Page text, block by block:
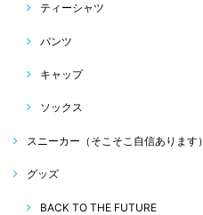
ティーシャツ
パンツ
キャップ
ソックス
スニーカー（そこそこ自信あります）
グッズ
BACK TO THE FUTURE